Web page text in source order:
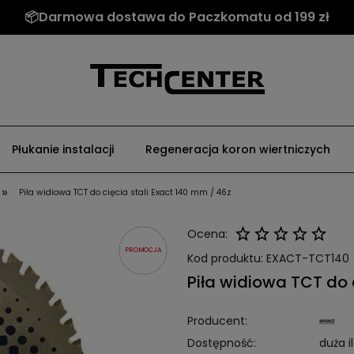
📦Darmowa dostawa do Paczkomatu od 199 zł
Płukanie instalacji Regeneracja koron wiertniczych
» Piła widiowa TCT do cięcia stali Exact 140 mm / 46z
PROMOCJA
Ocena:
Kod produktu: EXACT-TCT140
Piła widiowa TCT
Producent:
Dostępność:
duża